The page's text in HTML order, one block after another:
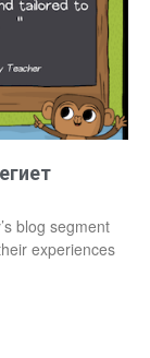
blog segment
experiences